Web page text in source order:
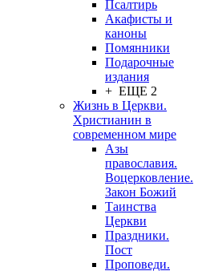
Псалтирь
Акафисты и
каноны
Помянники
Подарочные
издания
+ ЕЩЕ 2
Жизнь в Церкви.
Христианин в
современном мире
Азы
православия.
Воцерковление.
Закон Божий
Таинства
Церкви
Праздники.
Пост
Проповеди.